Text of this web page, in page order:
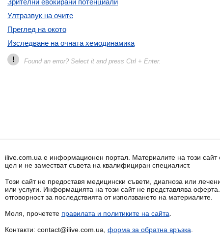
Зрителни евокирани потенциали
Ултразвук на очите
Преглед на окото
Изследване на очната хемодинамика
!
Found an error? Select it and press Ctrl + Enter.
ilive.com.ua е информационен портал. Материалите на този
цел и не заместват съвета на квалифициран специалист.
Този сайт не предоставя медицински съвети, диагноза или
или услуги. Информацията на този сайт не представлява
отговорност за последствията от използването на материалите.
Моля, прочетете правилата и политиките на сайта
Контакти: contact@ilive.com.ua, форма за обратна връзка